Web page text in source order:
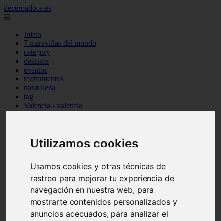
Utilizamos cookies
Usamos cookies y otras técnicas de
rastreo para mejorar tu experiencia de
navegación en nuestra web, para
mostrarte contenidos personalizados y
anuncios adecuados, para analizar el
deceroadoce.es
☰
Inicio
7 maravillas del mundo
category
destinos
eventos
monumentos
naturaleza
tag
Valencia - valencia
Sevilla - bormujos
Santa-cruz-de-tenerife - santiago-del-teide
Murcia - murcia
Alicante - benidorm
Alicante - finestrat
Almería - mojácar
Alicante - orihuela
Huesca - jaca